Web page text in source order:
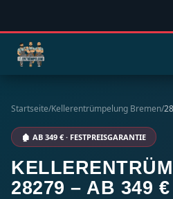
Startseite/Kellerentrümpelung Bremen/
🏚️ AB 349 € · FESTPREISGARANTIE
28279 – AB 349 €